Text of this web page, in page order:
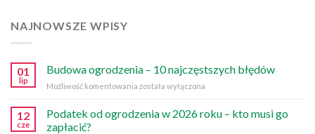
NAJNOWSZE WPISY
01
lip
Budowa ogrodzenia – 10 najczęstszych błędów
Możliwość komentowania Budowa
10
została wyłączona
12
cze
Podatek od ogrodzenia w 2026 roku – kto musi go
zapłacić?